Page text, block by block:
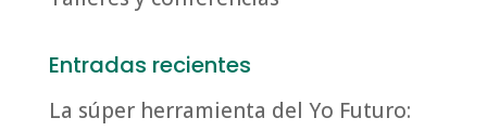
Entradas recientes
La súper herramienta del Yo Futuro: